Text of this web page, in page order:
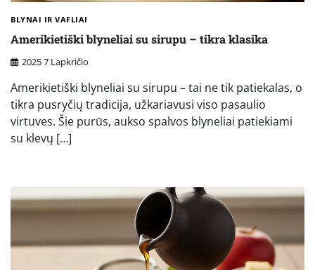
BLYNAI IR VAFLIAI
Amerikietiški blyneliai su sirupu – tikra klasika
2025 7 Lapkričio
Amerikietiški blyneliai su sirupu – tai ne tik patiekalas, o
tikra pusryčių tradicija, užkariavusi viso pasaulio
virtuves. Šie purūs, aukso spalvos blyneliai patiekiami
su klevų […]